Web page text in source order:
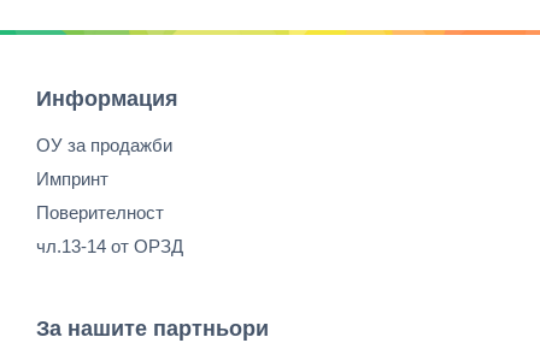
Информация
ОУ за продажби
Импринт
Поверителност
чл.13-14 от ОРЗД
За нашите партньори